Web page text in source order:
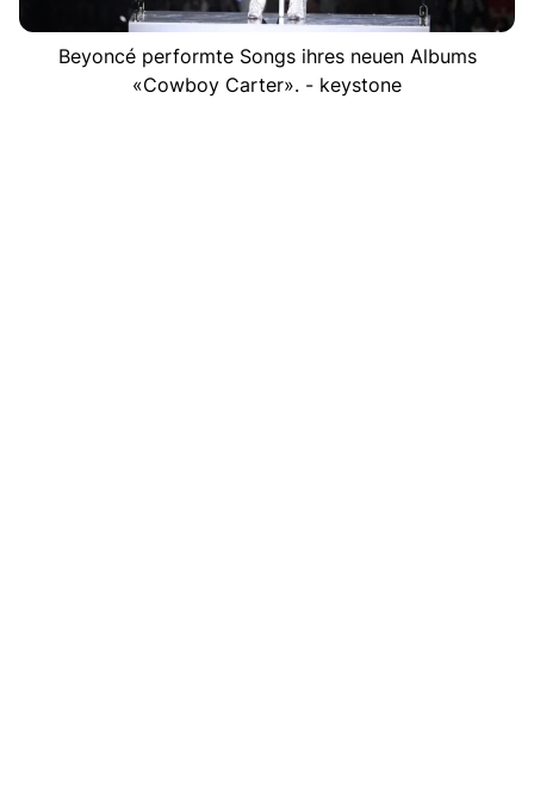
Beyoncé performte Songs ihres neuen Albums
«Cowboy Carter». - keystone